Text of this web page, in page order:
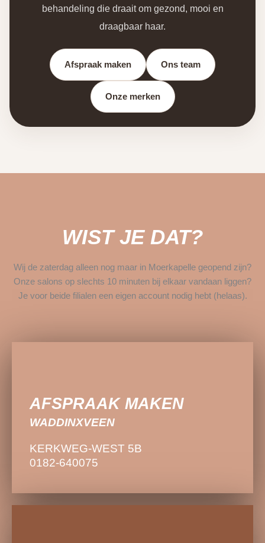
behandeling die draait om gezond, mooi en
draagbaar haar.
Afspraak maken Ons team
Onze merken
WIST JE DAT?
Wij de zaterdag alleen nog maar in Moerkapelle geopend zijn?
Onze salons op slechts 10 minuten bij elkaar vandaan liggen?
Je voor beide filialen een eigen account nodig hebt (helaas).
AFSPRAAK MAKEN
WADDINXVEEN
KERKWEG-WEST 5B
0182-640075
AFSPRAAK MAKEN
WADDINXVEEN
KERKWEG-WEST 5B
0182-640075